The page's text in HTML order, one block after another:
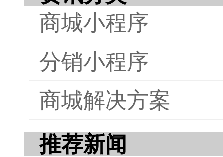
商城小程序
分销小程序
商城解决方案
推荐新闻